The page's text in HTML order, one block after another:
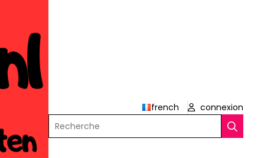
french
connexion
Recherche